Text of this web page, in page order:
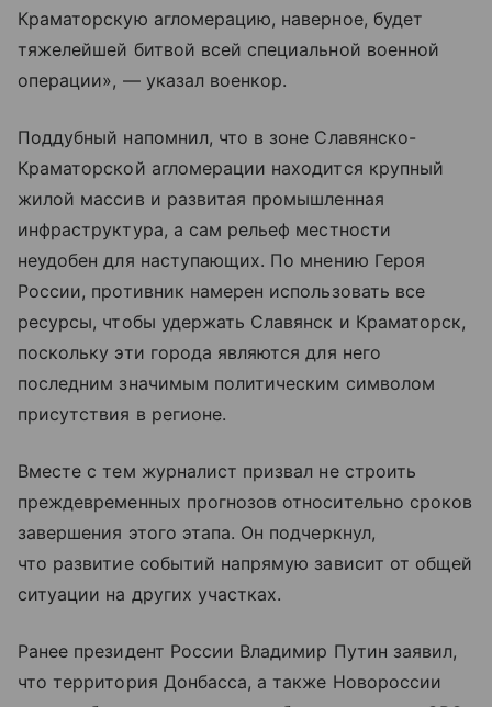
Краматорскую агломерацию, наверное, будет
тяжелейшей битвой всей специальной военной
операции», — указал военкор.
Поддубный напомнил, что в зоне Славянско-
Краматорской агломерации находится крупный
жилой массив и развитая промышленная
инфраструктура, а сам рельеф местности
неудобен для наступающих. По мнению Героя
России, противник намерен использовать все
ресурсы, чтобы удержать Славянск и Краматорск,
поскольку эти города являются для него
последним значимым политическим символом
присутствия в регионе.
Вместе с тем журналист призвал не строить
преждевременных прогнозов относительно сроков
завершения этого этапа. Он подчеркнул,
что развитие событий напрямую зависит от общей
ситуации на других участках.
Ранее президент России Владимир Путин заявил,
что территория Донбасса, а также Новороссии